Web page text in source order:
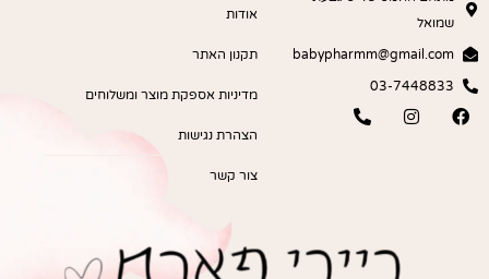
שמואל
babypharmm@gmail.com
03-7448833
אודות
תקנון האתר
מדיניות אספקת מוצר ומשלוחים
הצהרת נגישות
צור קשר